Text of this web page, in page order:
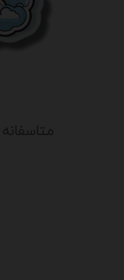
جهت ارتباط